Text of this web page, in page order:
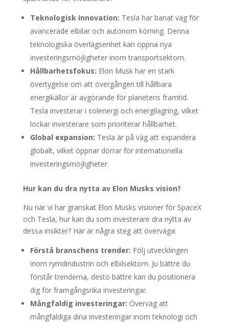
Teknologisk innovation: Tesla har banat väg för
avancerade elbilar och autonom körning. Denna
teknologiska överlägsenhet kan öppna nya
investeringsmöjligheter inom transportsektorn.
Hållbarhetsfokus: Elon Musk har en stark
övertygelse om att övergången till hållbara
energikällor är avgörande för planetens framtid.
Tesla investerar i solenergi och energilagring, vilket
lockar investerare som prioriterar hållbarhet.
Global expansion: Tesla är på väg att expandera
globalt, vilket öppnar dörrar för internationella
investeringsmöjligheter.
Hur kan du dra nytta av Elon Musks vision?
Nu när vi har granskat Elon Musks visioner för SpaceX
och Tesla, hur kan du som investerare dra nytta av
dessa insikter? Här är några steg att överväga:
Förstå branschens trender: Följ utvecklingen
inom rymdindustrin och elbilsektorn. Ju bättre du
förstår trenderna, desto bättre kan du positionera
dig för framgångsrika investeringar.
Mångfaldig investeringar: Överväg att
mångfaldiga dina investeringar inom teknologi och